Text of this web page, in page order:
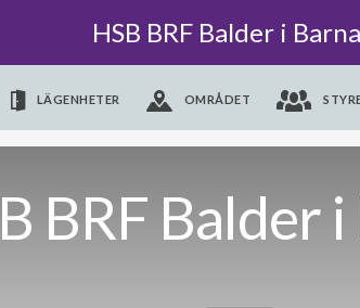
HSB BRF Balder i
LÄGENHETER OMRÅDET
BRF Balder